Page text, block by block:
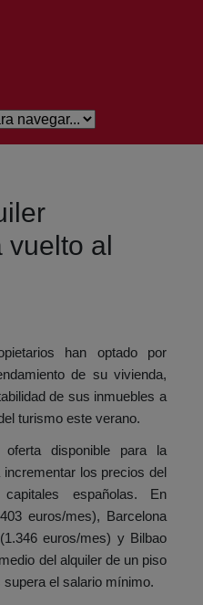
vuelto al
han optado por
de su vivienda,
de sus inmuebles a
turismo este verano.
disponible para la
los precios del
españolas. En
euros/mes), Barcelona
euros/mes) y Bilbao
del alquiler de un piso
el salario mínimo.